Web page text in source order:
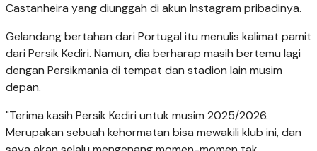
Castanheira yang diunggah di akun Instagram pribadinya.
Gelandang bertahan dari Portugal itu menulis kalimat pamit
dari Persik Kediri. Namun, dia berharap masih bertemu lagi
dengan Persikmania di tempat dan stadion lain musim
depan.
"Terima kasih Persik Kediri untuk musim 2025/2026.
Merupakan sebuah kehormatan bisa mewakili klub ini, dan